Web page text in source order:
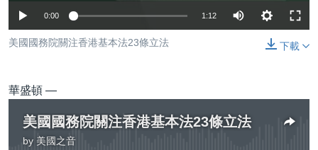
YOUTUBE頻道
港人港心
建國史話
廣播節目表
關注我們
其他語言網站
0:00 1:12
下載
美國國務院關注香港基本法23條立法
華盛頓 —
美國國務院關注香港基本法23條立法
by 美國之音